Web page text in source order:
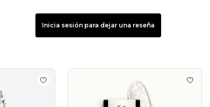
Inicia sesión para dejar una reseña
SP640 Holo Ice
Add to wishlist Esmalte semipermanente Add